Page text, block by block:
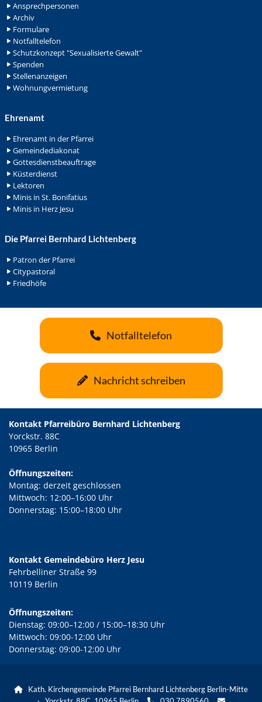
Ansprechpersonen
Archiv
Formulare
Notfalltelefon
Schutzkonzept "Sexualisierte Gewalt"
Spenden
Stellenanzeigen
Wohnungvermietung
Ehrenamt
Ehrenamt in der Pfarrei
Gemeindediakonat
Gottesdienstbeauftrage
Küsterdienst
Lektoren
Minis in St. Bonifatius
Minis in Herz Jesu
Die Pfarrei Bernhard Lichtenberg
Patron der Pfarrei
Citypastoral
Friedhöfe
Notfalltelefon
Nachricht schreiben
Kontakt Pfarreibüro Bernhard Lichtenberg
Yorckstr. 88C
10965 Berlin
Öffnungszeiten:
Montag: derzeit geschlossen
Mittwoch: 12:00–16:00 Uhr
Donnerstag: 15:00–18:00 Uhr
Kontakt Gemeindebüro Herz Jesu
Fehrbelliner Straße 99
10119 Berlin
Öffnungszeiten:
Dienstag: 09:00–12:00 / 15:00–18:30 Uhr
Mittwoch: 09:00-12:00 Uhr
Donnerstag: 09:00-12:00 Uhr

Kath. Kirchengemeinde Pfarrei Bernhard Lichtenberg Berlin-Mitte